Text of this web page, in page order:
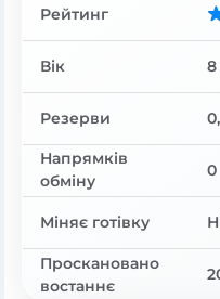
Рейтинг
Вік 8
Резерви
Напрямків
обміну
0
Міняє готівку
Проскановано
востаннє